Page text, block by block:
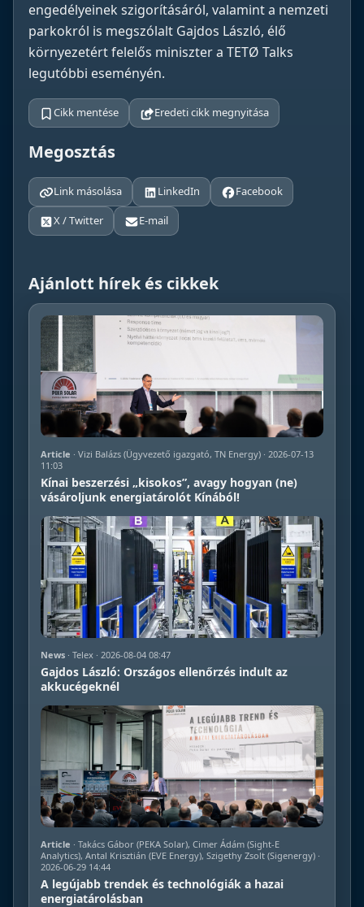
engedélyeinek szigorításáról, valamint a nemzeti
parkokról is megszólalt Gajdos László, élő
környezetért felelős miniszter a TETØ Talks
legutóbbi eseményén.
Cikk mentése Eredeti cikk megnyitása
Megosztás
Link másolása LinkedIn
Facebook
X / Twitter
E-mail
Ajánlott hírek és cikkek
Article · Vizi Balázs (Ügyvezető igazgató, TN Energy) · 2026-07-13
11:03
Kínai beszerzési „kisokos”, avagy hogyan (ne)
vásároljunk energiatárolót Kínából!
News · Telex · 2026-08-04 08:47
Gajdos László: Országos ellenőrzés indult az
akkucégeknél
Article · Takács Gábor (PEKA Solar), Cimer Ádám (Sight-E
Analytics), Antal Krisztián (EVE Energy), Szigethy Zsolt (Sigenergy) ·
2026-06-29 14:44
A legújabb trendek és technológiák a hazai
energiatárolásban